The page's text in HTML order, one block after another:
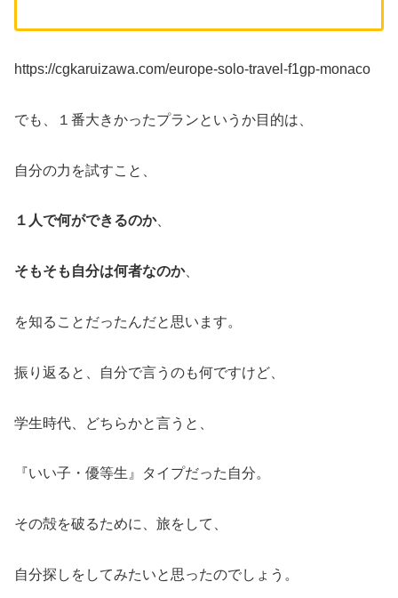
https://cgkaruizawa.com/europe-solo-travel-f1gp-monaco
でも、１番大きかったプランというか目的は、
自分の力を試すこと、
１人で何ができるのか、
そもそも自分は何者なのか、
を知ることだったんだと思います。
振り返ると、自分で言うのも何ですけど、
学生時代、どちらかと言うと、
『いい子・優等生』タイプだった自分。
その殻を破るために、旅をして、
自分探しをしてみたいと思ったのでしょう。